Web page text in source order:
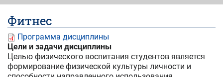
Фитнес
Программа дисциплины
Цели и задачи дисциплины
Целью физического воспитания студентов является
формирование физической культуры личности и